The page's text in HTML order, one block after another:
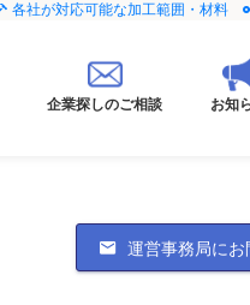
各社が対応可能な加工範囲・材料
企業探しのご相談 お知
運営事務局に